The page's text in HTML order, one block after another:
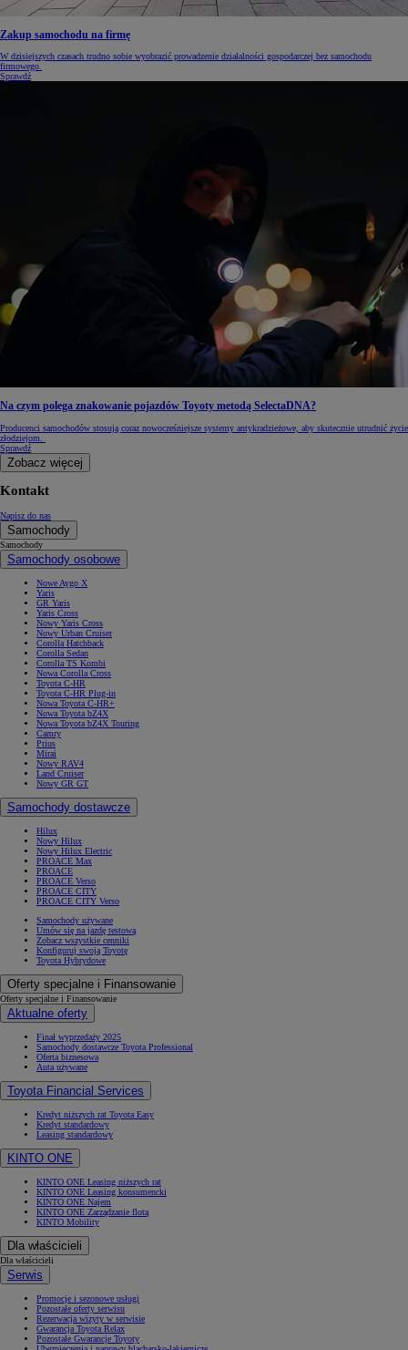
Zakup samochodu na firmę
W dzisiejszych czasach trudno sobie wyobrazić prowadzenie działalności gospodarczej bez samochodu
firmowego.
Sprawdź
Na czym polega znakowanie pojazdów Toyoty metodą SelectaDNA?
Producenci samochodów stosują coraz nowocześniejsze systemy antykradzieżowe, aby skutecznie utrudnić życie
złodziejom.
Sprawdź
Zobacz więcej
Kontakt
Napisz do nas
Samochody
Samochody
Samochody osobowe
Nowe Aygo X
Yaris
GR Yaris
Yaris Cross
Nowy Yaris Cross
Nowy Urban Cruiser
Corolla Hatchback
Corolla Sedan
Corolla TS Kombi
Nowa Corolla Cross
Toyota C-HR
Toyota C-HR Plug-in
Nowa Toyota C-HR+
Nowa Toyota bZ4X
Nowa Toyota bZ4X Touring
Camry
Prius
Mirai
Nowy RAV4
Land Cruiser
Nowy GR GT
Samochody dostawcze
Hilux
Nowy Hilux
Nowy Hilux Electric
PROACE Max
PROACE
PROACE Verso
PROACE CITY
PROACE CITY Verso
Samochody używane
Umów się na jazdę testową
Zobacz wszystkie cenniki
Konfiguruj swoją Toyotę
Toyota Hybrydowe
Oferty specjalne i Finansowanie
Oferty specjalne i Finansowanie
Aktualne oferty
Finał wyprzedaży 2025
Samochody dostawcze Toyota Professional
Oferta biznesowa
Auta używane
Toyota Financial Services
Kredyt niższych rat Toyota Easy
Kredyt standardowy
Leasing standardowy
KINTO ONE
KINTO ONE Leasing niższych rat
KINTO ONE Leasing konsumencki
KINTO ONE Najem
KINTO ONE Zarządzanie flotą
KINTO Mobility
Dla właścicieli
Dla właścicieli
Serwis
Promocje i sezonowe usługi
Pozostałe oferty serwisu
Rezerwacja wizyty w serwisie
Gwarancja Toyota Relax
Pozostałe Gwarancje Toyoty